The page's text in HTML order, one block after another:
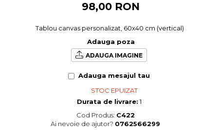
98,00 RON
Tablou canvas personalizat, 60x40 cm (vertical)
Adauga poza
ADAUGA IMAGINE
Adauga mesajul tau
STOC EPUIZAT
Durata de livrare:1
Cod Produs: C422
Ai nevoie de ajutor? 0762566299